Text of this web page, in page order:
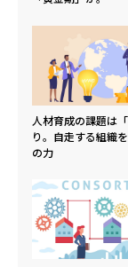
人材育成の課題は
り。自走する組織
の力